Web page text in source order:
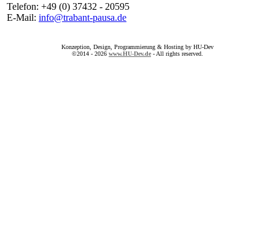
Telefon: +49 (0) 37432 - 20595
E-Mail: info@trabant-pausa.de
Konzeption, Design, Programmierung & Hosting by HU-Dev
©2014 - 2026 www.HU-Dev.de - All rights reserved.